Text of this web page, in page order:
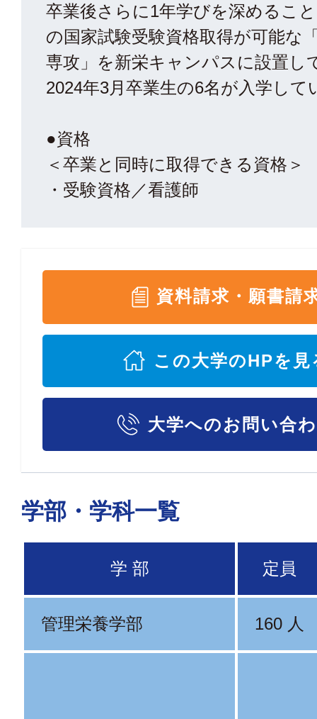
卒業後さらに1年学びを深めるこ
の国家試験受験資格取得が可能な
専攻」を新栄キャンパスに設置し
2024年3月卒業生の6名が入学して
●資格
＜卒業と同時に取得できる資格＞
・受験資格／看護師
資料請求・願書請
この大学のHPを見
大学へのお問い合
学部・学科一覧
学 部 定員
管理栄養学部 160 人